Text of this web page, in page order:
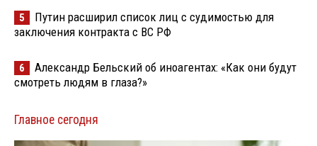
5
Путин расширил список лиц с судимостью для
заключения контракта с ВС РФ
6
Александр Бельский об иноагентах: «Как они будут
смотреть людям в глаза?»
Главное сегодня